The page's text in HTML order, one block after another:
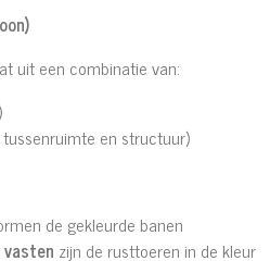
uit een combinatie van:
en structuur)
de gekleurde banen
zijn de rusttoeren in de kleur